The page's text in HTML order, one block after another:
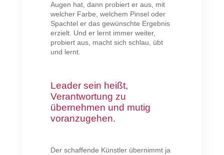
Augen hat, dann probiert er aus, mit
welcher Farbe, welchem Pinsel oder
Spachtel er das gewünschte Ergebnis
erzielt. Und er lernt immer weiter,
probiert aus, macht sich schlau, übt
und lernt.
Leader sein heißt,
Verantwortung zu
übernehmen und mutig
voranzugehen.
Der schaffende Künstler übernimmt ja